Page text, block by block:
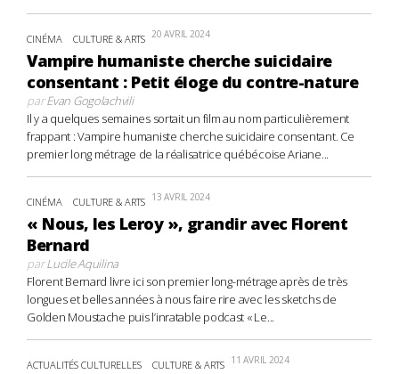
CINÉMA CULTURE & ARTS 20 AVRIL 2024
Vampire humaniste cherche suicidaire
consentant : Petit éloge du contre-nature
parEvan Gogolachvili
Il y a quelques semaines sortait un film au nom particulièrement
frappant : Vampire humaniste cherche suicidaire consentant. Ce
premier long métrage de la réalisatrice québécoise Ariane...
CINÉMA CULTURE & ARTS 13 AVRIL 2024
« Nous, les Leroy », grandir avec Florent
Bernard
parLucile Aquilina
Florent Bernard livre ici son premier long-métrage après de très
longues et belles années à nous faire rire avec les sketchs de
Golden Moustache puis l’inratable podcast « Le...
ACTUALITÉS CULTURELLES CULTURE & ARTS 11 AVRIL 2024